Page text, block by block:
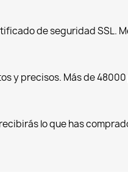
de seguridad SSL.
y precisos. Más de
lo que has